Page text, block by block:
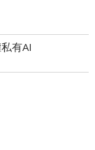
有AI